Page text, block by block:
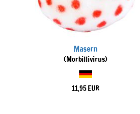
Masern
(Morbillivirus)
11,95 EUR